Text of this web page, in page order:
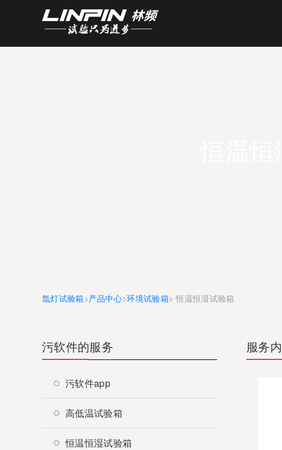
污软件,污软件app,污软件app免费,污软件
氙灯试验箱>产品中心>环境试验箱> 恒温恒湿试验箱
污软件的服务
污软件app
高低温试验箱
恒温恒湿试验箱
服务